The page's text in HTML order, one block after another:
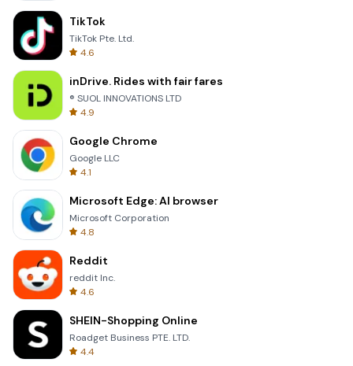
TikTok
TikTok Pte. Ltd.
4.6
inDrive. Rides with fair fares
® SUOL INNOVATIONS LTD
4.9
Google Chrome
Google LLC
4.1
Microsoft Edge: AI browser
Microsoft Corporation
4.8
Reddit
reddit Inc.
4.6
SHEIN-Shopping Online
Roadget Business PTE. LTD.
4.4